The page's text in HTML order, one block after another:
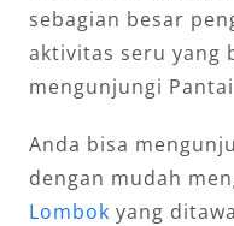
sebagian besar
aktivitas seru yang
mengunjungi
Anda bisa
dengan mudah
Lombok yang